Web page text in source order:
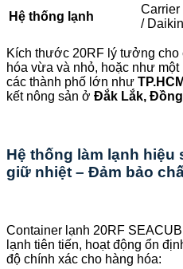
Hệ thống lạnh
Carrier
/
Kích thước 20RF lý tưởng cho
hóa vừa và nhỏ, hoặc như
các thành phố lớn như
kết nông sản ở Đắk Lắk,
Hệ thống làm lạnh hiệu
giữ nhiệt – Đảm bảo
Container lạnh 20RF
lạnh tiên tiến, hoạt động ổn
độ chính xác cho hàng hóa: